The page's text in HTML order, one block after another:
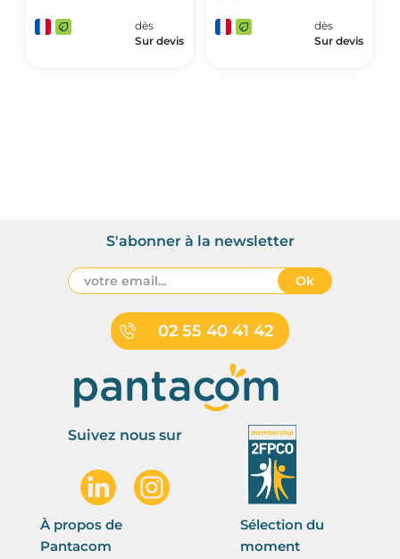
dès
Sur devis
dès
Sur devis
02 55 40 41 42
S'abonner à la newsletter
Ok
Suivez nous sur
À propos de
Pantacom
Sélection du
moment